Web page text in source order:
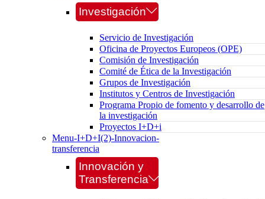
Investigación
Servicio de Investigación
Oficina de Proyectos Europeos (OPE)
Comisión de Investigación
Comité de Ética de la Investigación
Grupos de Investigación
Institutos y Centros de Investigación
Programa Propio de fomento y desarrollo de
la investigación
Proyectos I+D+i
Menu-I+D+I(2)-Innovacion-
transferencia
Innovación y
Transferencia